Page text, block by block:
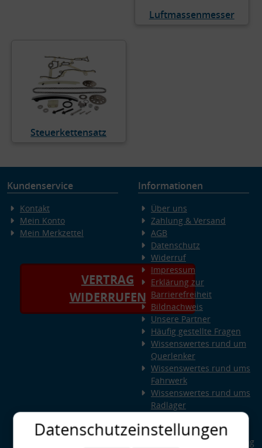
Luftmassenmesser
Steuerkettensatz
Kundenservice
Kontakt
Mein Konto
Mein Merkzettel
VERTRAG
WIDERRUFEN
Informationen
Über uns
Zahlung & Versand
AGB
Datenschutz
Widerruf
Impressum
Erklärung zur
Barrierefreiheit
Bildnachweis
Unsere Partner
Häufig gestellte Fragen
Wissenswertes rund um
Querlenker
Wissenswertes rund ums
Fahrwerk
Wissenswertes rund ums
Radlager
Wissenswertes rund um
Kupplungen
Special Parts: Auto-Tuning
Datenschutzeinstellungen